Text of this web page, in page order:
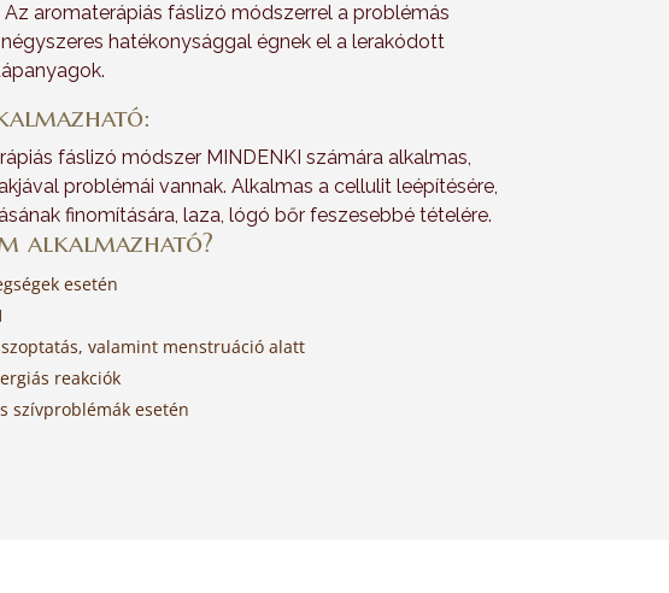
aromaterápiás fáslizó módszerrel a problémás
hatékonysággal égnek el a lerakódott
fáslizó módszer MINDENKI számára alkalmas,
problémái vannak. Alkalmas a cellulit leépítésére,
finomítására, laza, lógó bőr feszesebbé tételére.
alkalmazható?
esetén
valamint menstruáció alatt
reakciók
szívproblémák esetén